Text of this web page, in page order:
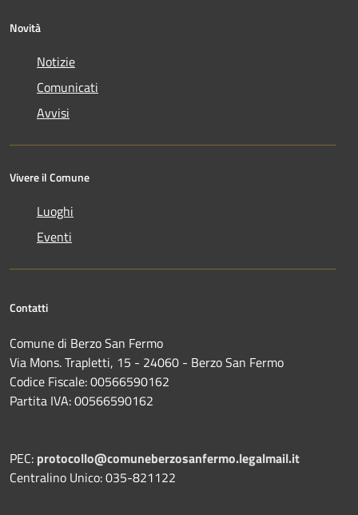
Novità
Notizie
Comunicati
Avvisi
Vivere il Comune
Luoghi
Eventi
Contatti
Comune di Berzo San Fermo
Via Mons. Trapletti, 15 - 24060 - Berzo San Fermo
Codice Fiscale: 00566590162
Partita IVA: 00566590162
PEC: protocollo@comuneberzosanfermo.legalmail.it
Centralino Unico: 035-821122